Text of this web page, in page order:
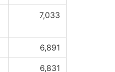
7,033
6,891
6,831